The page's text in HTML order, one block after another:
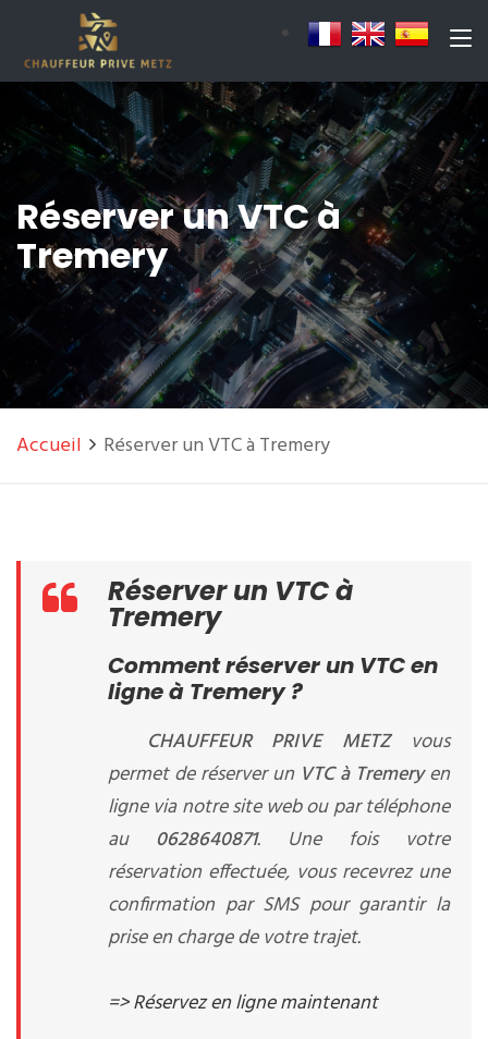
Réserver un VTC à
Tremery
Accueil Réserver un VTC à Tremery
Réserver un VTC à
Tremery
Comment réserver un VTC en
ligne à Tremery ?
CHAUFFEUR PRIVE METZ vous
permet de réserver un VTC à Tremeryen
ligne via notre site web ou par téléphone
au 0628640871. Une fois votre
réservation effectuée, vous recevrez une
confirmation par SMS pour garantir la
prise en charge de votre trajet.
=> Réservez en ligne maintenant